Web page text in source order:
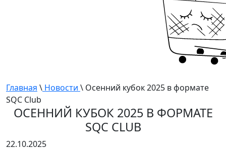
Главная \ Новости \ Осенний кубок 2025 в формате
SQC Club
ОСЕННИЙ КУБОК 2025 В ФОРМАТЕ
SQC CLUB
22.10.2025